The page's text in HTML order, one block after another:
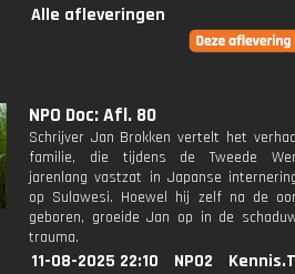
Alle afleveringen
NPO Doc: Afl. 80
Schrijver Jan Brokken vertelt het
familie, die tijdens de Tweede
jarenlang vastzat in Japanse
op Sulawesi. Hoewel hij zelf na de
geboren, groeide Jan op in de
trauma.
11-08-2025 22:10 NPO2